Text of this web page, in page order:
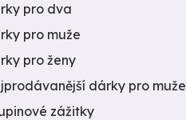
pro dva
pro muže
pro ženy
dárky pro muže
zážitky